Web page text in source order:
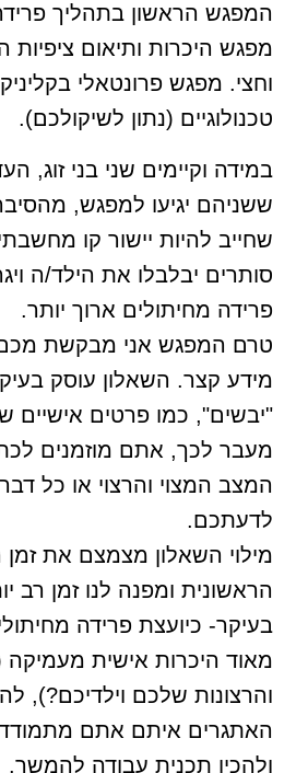
המפגש הראשון בתהליך
מפגש היכרות ותיאום
וחצי. מפגש פרונטאלי
טכנולוגיים (נתון לשיקולכם).
במידה וקיימים שני בני זוג,
ששניהם יגיעו למפגש,
שחייב להיות יישור קו
סותרים יבלבלו את הילד/ה
פרידה מחיתולים ארוך יותר.
טרם המפגש אני מבקשת
מידע קצר. השאלון עוסק
"יבשים", כמו פרטים אישיים
מעבר לכך, אתם מוזמנים
המצב המצוי והרצוי או כל דבר
לדעתכם.
מילוי השאלון מצמצם את זמן
הראשונית ומפנה לנו זמן רב
בעיקר- כיועצת פרידה
מאוד היכרות אישית
והרצונות שלכם וילדיכם?),
האתגרים איתם אתם
ולהכין תכנית עבודה להמשך.